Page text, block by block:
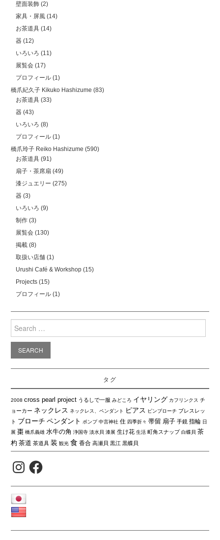
壁面装飾 (2)
家具・屏風 (14)
お茶道具 (14)
器 (12)
いろいろ (11)
展覧会 (17)
プロフィール (1)
橋爪紀久子 Kikuko Hashizume (83)
お茶道具 (33)
器 (43)
いろいろ (8)
プロフィール (1)
橋爪玲子 Reiko Hashizume (590)
お茶道具 (91)
扇子・茶席扇 (49)
漆ジュエリー (275)
器 (3)
いろいろ (9)
制作 (3)
展覧会 (130)
掲載 (8)
取扱い店舗 (1)
Urushi Café & Workshop (15)
Projects (15)
プロフィール (1)
for:
タグ
2008 cross pearl project うるしで一服 みどころ イヤリング カフリンクス チ
ョーカー ネックレス ネックレス、ペンダント ピアス ピンブローチ ブレスレッ
ト ブローチ ペンダント ポンプ 中言神社 住 四季折々 帯留 扇子 手鏡 指輪 日
展 棗 橋爪義雄 水牛の角 浄国寺 淡水貝 漆展 生け花 生活 町角スナップ 白蝶貝 茶
杓 茶道 茶道具 装 観光 食 香合 高瀬貝 黒江 黒蝶貝
InstagramFacebook